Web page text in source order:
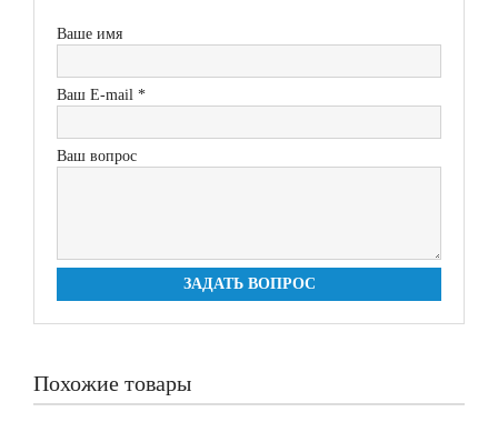
Ваше имя
Ваш E-mail *
Ваш вопрос
ЗАДАТЬ ВОПРОС
Похожие товары